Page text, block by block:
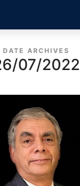
DATE ARCHIVES
07/2022